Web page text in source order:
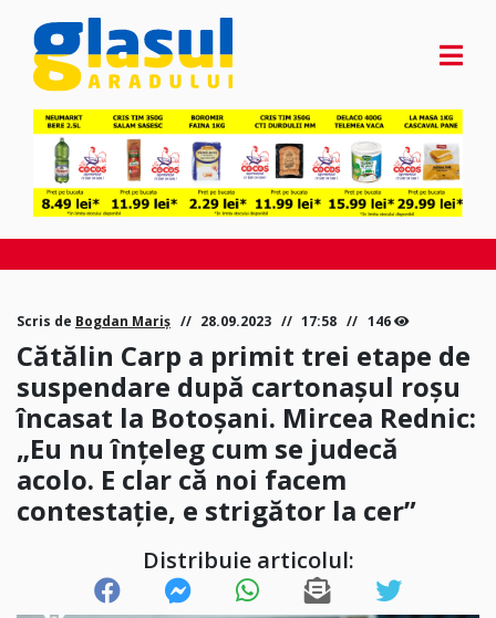
Scris de Bogdan Mariș 28.09.2023 17:58 146
Cătălin Carp a primit trei etape de
suspendare după cartonașul roșu
încasat la Botoșani. Mircea Rednic:
„Eu nu înțeleg cum se judecă
acolo. E clar că noi facem
contestație, e strigător la cer”
Distribuie articolul: